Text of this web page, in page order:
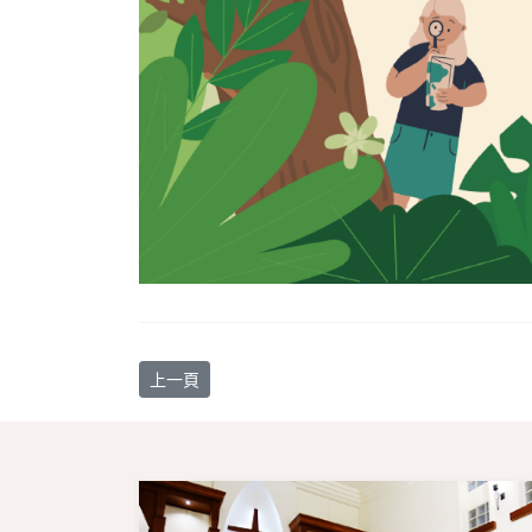
上一篇文章: 【教會消息】6/9 本會牧師樓維修第1
上一頁